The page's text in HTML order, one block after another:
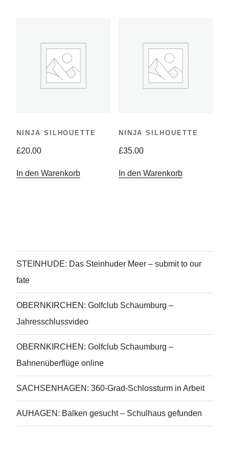
auf
NINJA SILHOUETTE
£20.00
In den Warenkorb
NINJA SILHOUETTE
£35.00
In den Warenkorb
STEINHUDE: Das Steinhuder Meer – submit to our
fate
OBERNKIRCHEN: Golfclub Schaumburg –
Jahresschlussvideo
OBERNKIRCHEN: Golfclub Schaumburg –
Bahnenüberflüge online
SACHSENHAGEN: 360-Grad-Schlossturm in Arbeit
AUHAGEN: Balken gesucht – Schulhaus gefunden